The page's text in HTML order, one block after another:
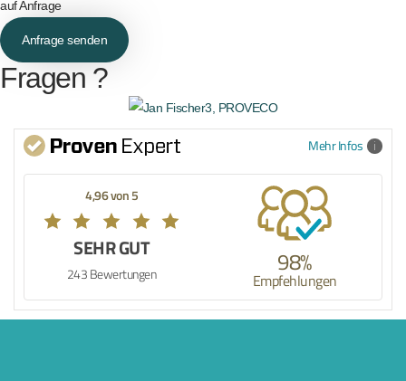
auf Anfrage
Anfrage senden
Fragen ?
Mehr Infos
4,96 von 5
SEHR GUT
243 Bewertungen 98%
Empfehlungen